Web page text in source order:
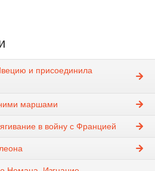
и присоединила
маршами
в войну с Францией